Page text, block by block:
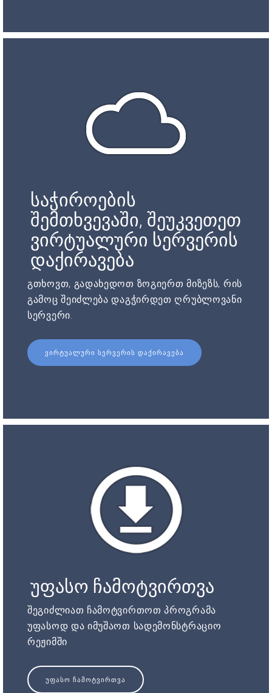
საჭიროების
შემთხვევაში, შეუკვეთეთ
ვირტუალური სერვერის
დაქირავება
გთხოვთ, გადახედოთ ზოგიერთ მიზეზს, რის
გამოც შეიძლება დაგჭირდეთ ღრუბლოვანი
სერვერი.
ᲕᲘᲠᲢᲣᲐᲚᲣᲠᲘ ᲡᲔᲠᲕᲔᲠᲘᲡ ᲓᲐᲥᲘᲠᲐᲕᲔᲑᲐ
უფასო ჩამოტვირთვა
შეგიძლიათ ჩამოტვირთოთ პროგრამა
უფასოდ და იმუშაოთ სადემონსტრაციო
რეჟიმში
ᲣᲤᲐᲡᲝ ᲩᲐᲛᲝᲢᲕᲘᲠᲗᲕᲐ